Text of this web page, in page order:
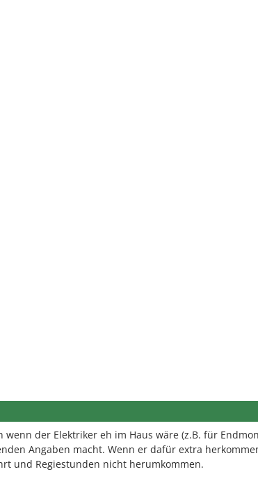
der Elektriker eh im Haus wäre (z.B. für
Angaben macht. Wenn er dafür extra
und Regiestunden nicht herumkommen.